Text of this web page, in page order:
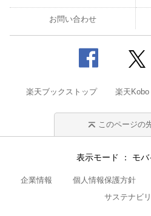
お問い合わせ
楽天ブックストップ 楽天Kobo
このページの
表示モード モ
企業情報 個人情報保護方針
サステナビ